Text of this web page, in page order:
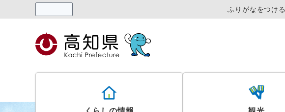
ふりがなをつける